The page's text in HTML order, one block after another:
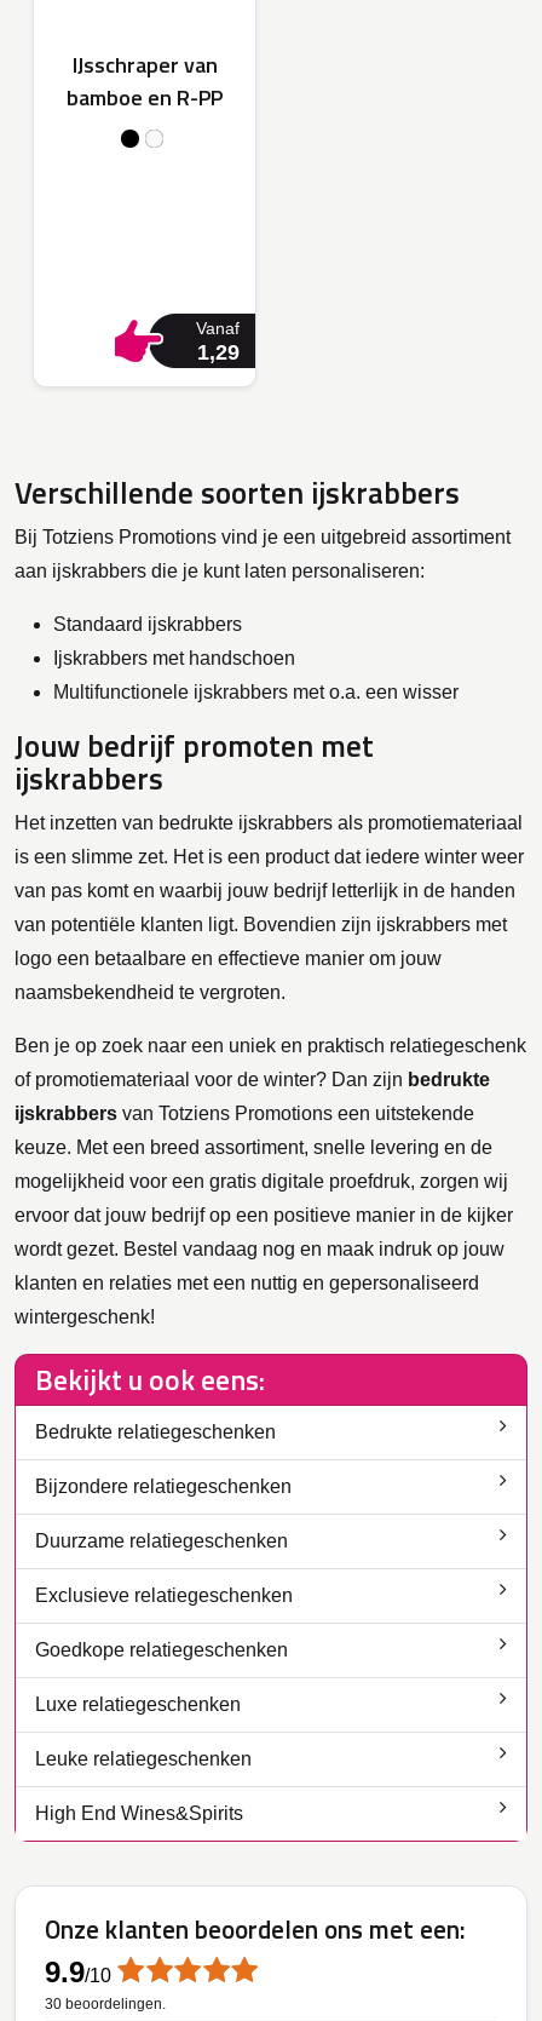
Onze klanten beoordelen ons met een:
9.9/10
30 beoordelingen.
IJsschraper van
bamboe en R-PP
Vanaf
1,29
Verschillende soorten ijskrabbers
Bij Totziens Promotions vind je een uitgebreid assortiment
aan ijskrabbers die je kunt laten personaliseren:
Standaard ijskrabbers
Ijskrabbers met handschoen
Multifunctionele ijskrabbers met o.a. een wisser
Jouw bedrijf promoten met
ijskrabbers
Het inzetten van bedrukte ijskrabbers als promotiemateriaal
is een slimme zet. Het is een product dat iedere winter weer
van pas komt en waarbij jouw bedrijf letterlijk in de handen
van potentiële klanten ligt. Bovendien zijn ijskrabbers met
logo een betaalbare en effectieve manier om jouw
naamsbekendheid te vergroten.
Ben je op zoek naar een uniek en praktisch relatiegeschenk
of promotiemateriaal voor de winter? Dan zijn bedrukte
ijskrabbers van Totziens Promotions een uitstekende
keuze. Met een breed assortiment, snelle levering en de
mogelijkheid voor een gratis digitale proefdruk, zorgen wij
ervoor dat jouw bedrijf op een positieve manier in de kijker
wordt gezet. Bestel vandaag nog en maak indruk op jouw
klanten en relaties met een nuttig en gepersonaliseerd
wintergeschenk!
Bekijkt u ook eens:
Bedrukte relatiegeschenken
Bijzondere relatiegeschenken
Duurzame relatiegeschenken
Exclusieve relatiegeschenken
Goedkope relatiegeschenken
Luxe relatiegeschenken
Leuke relatiegeschenken
High End Wines&Spirits